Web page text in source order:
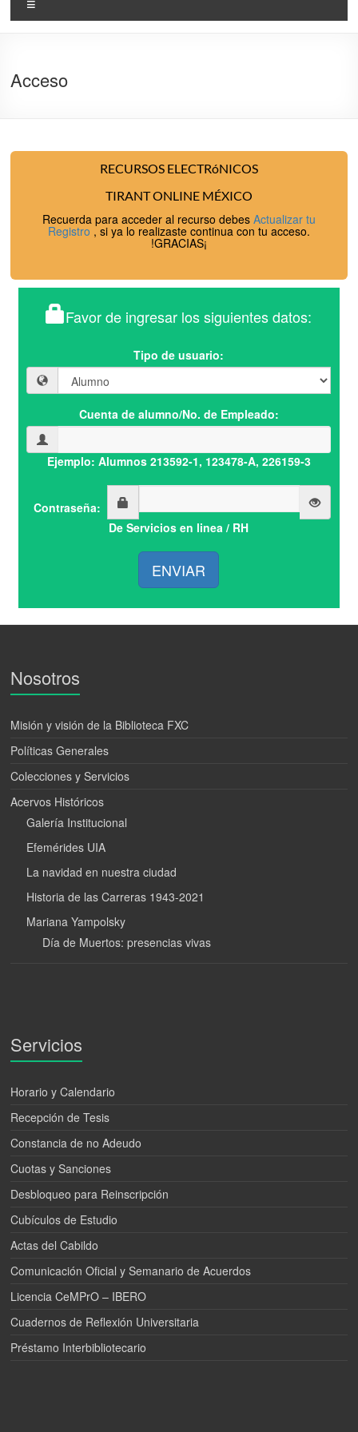
Acceso
RECURSOS ELECTRóNICOS
TIRANT ONLINE MÉXICO
Recuerda para acceder al recurso debes Actualizar tu
Registro , si ya lo realizaste continua con tu acceso.
!GRACIAS¡
Favor de ingresar los siguientes datos:
Tipo de usuario:
Cuenta de alumno/No. de Empleado:
Ejemplo: Alumnos 213592-1, 123478-A, 226159-3
Contraseña:
De Servicios en linea / RH
ENVIAR
Nosotros
Misión y visión de la Biblioteca FXC
Políticas Generales
Colecciones y Servicios
Acervos Históricos
Galería Institucional
Efemérides UIA
La navidad en nuestra ciudad
Historia de las Carreras 1943-2021
Mariana Yampolsky
Día de Muertos: presencias vivas
Servicios
Horario y Calendario
Recepción de Tesis
Constancia de no Adeudo
Cuotas y Sanciones
Desbloqueo para Reinscripción
Cubículos de Estudio
Actas del Cabildo
Comunicación Oficial y Semanario de Acuerdos
Licencia CeMPrO – IBERO
Cuadernos de Reflexión Universitaria
Préstamo Interbibliotecario